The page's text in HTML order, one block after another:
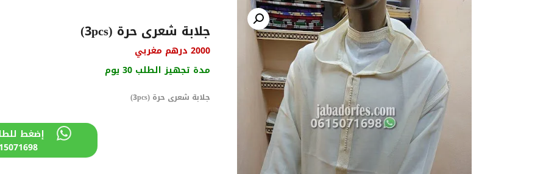
جلابة شعرى حرة (3pcs)
2100 درهم
مغربي.
2000 درهم مغربي السعر
الحالي
هو:
2000 درهم
مدة تجهيز الطلب 30 يوم
جلابة شعرى حرة (3pcs)
إضغط